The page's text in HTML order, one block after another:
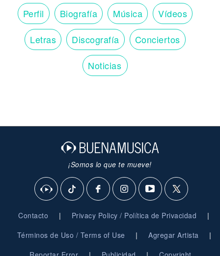
Perfil Biografía Música Vídeos
Letras Discografía Conciertos
Noticias
¡Somos lo que te mueve!
Contacto | Privacy Policy / Política de Privacidad |
Términos de Uso / Terms of Use | Agregar Artista |